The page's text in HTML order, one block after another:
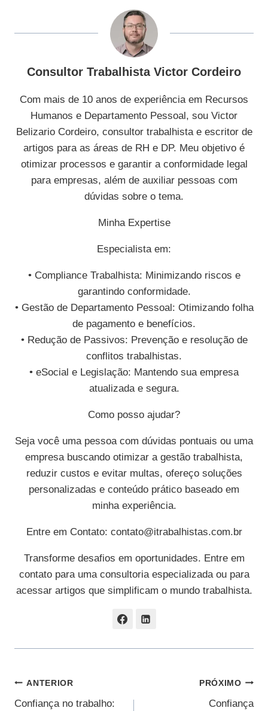
Consultor Trabalhista Victor Cordeiro
Com mais de 10 anos de experiência em Recursos
Humanos e Departamento Pessoal, sou Victor
Belizario Cordeiro, consultor trabalhista e escritor de
artigos para as áreas de RH e DP. Meu objetivo é
otimizar processos e garantir a conformidade legal
para empresas, além de auxiliar pessoas com
dúvidas sobre o tema.
Minha Expertise
Especialista em:
• Compliance Trabalhista: Minimizando riscos e
garantindo conformidade.
• Gestão de Departamento Pessoal: Otimizando folha
de pagamento e benefícios.
• Redução de Passivos: Prevenção e resolução de
conflitos trabalhistas.
• eSocial e Legislação: Mantendo sua empresa
atualizada e segura.
Como posso ajudar?
Seja você uma pessoa com dúvidas pontuais ou uma
empresa buscando otimizar a gestão trabalhista,
reduzir custos e evitar multas, ofereço soluções
personalizadas e conteúdo prático baseado em
minha experiência.
Entre em Contato: contato@itrabalhistas.com.br
Transforme desafios em oportunidades. Entre em
contato para uma consultoria especializada ou para
acessar artigos que simplificam o mundo trabalhista.
Navegação
ANTERIOR
Confiança no trabalho:
PRÓXIMO
Confiança